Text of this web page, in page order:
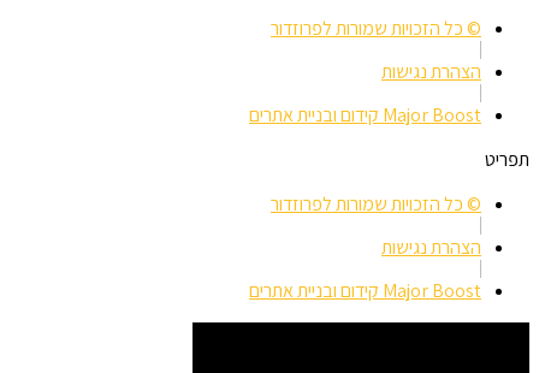
© כל הזכויות שמורות לפרוזדור
הצהרת נגישות
Major Boost קידום ובניית אתרים
תפריט
© כל הזכויות שמורות לפרוזדור
הצהרת נגישות
Major Boost קידום ובניית אתרים